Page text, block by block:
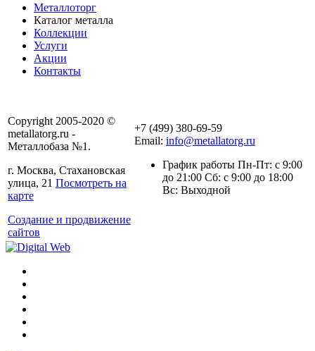
Металлоторг
Каталог металла
Коллекции
Услуги
Акции
Контакты
Copyright 2005-2020 ©
metallatorg.ru -
Металлобаза №1.
г. Москва, Стахановская
улица, 21 Посмотреть на
карте
Создание и продвижение
сайтов
+7 (499) 380-69-59
Email: info@metallatorg.ru
График работы Пн-Пт: с 9:00
до 21:00 Сб: с 9:00 до 18:00
Вс: Выходной